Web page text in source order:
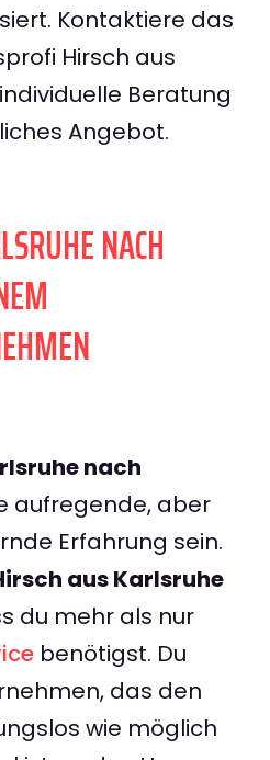
Kontaktiere das
Hirsch aus
Beratung
Angebot.
NACH
nach
aufregende, aber
Erfahrung sein.
aus Karlsruhe
du mehr als nur
benötigst. Du
das den
wie möglich